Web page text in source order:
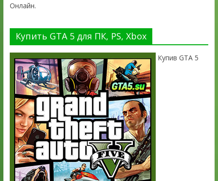
Онлайн.
Купить GTA 5 для ПК, PS, Xbox
Купив GTA 5